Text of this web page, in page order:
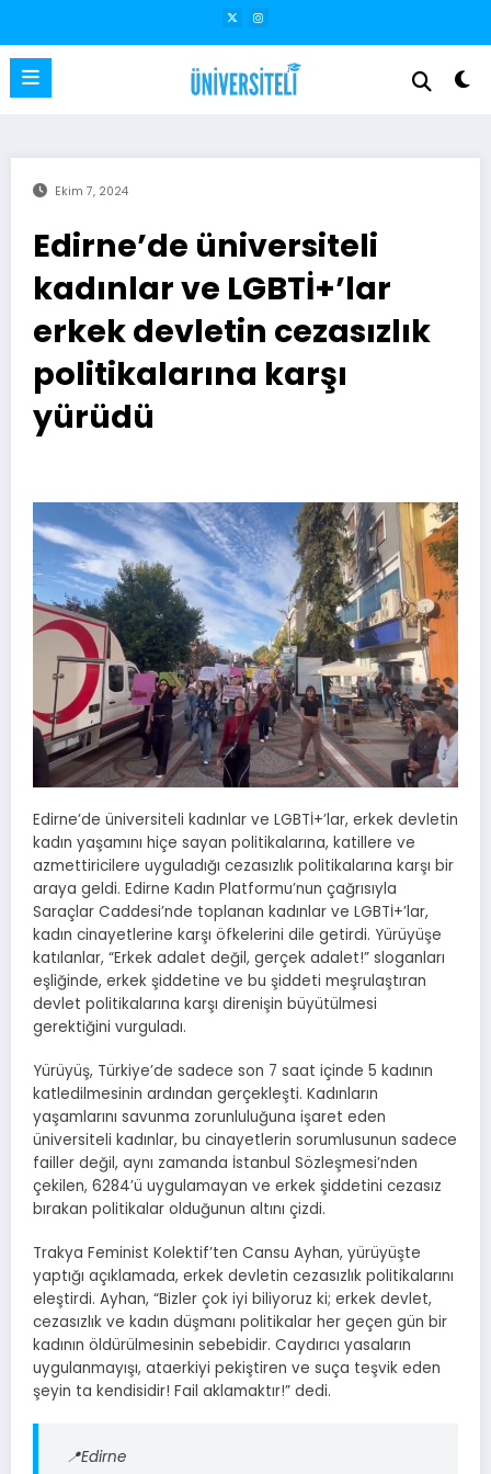
Ekim 7, 2024
Edirne’de üniversiteli
kadınlar ve LGBTİ+’lar
erkek devletin cezasızlık
politikalarına karşı
yürüdü
Edirne’de üniversiteli kadınlar ve LGBTİ+’lar, erkek devletin
kadın yaşamını hiçe sayan politikalarına, katillere ve
azmettiricilere uyguladığı cezasızlık politikalarına karşı bir
araya geldi. Edirne Kadın Platformu’nun çağrısıyla
Saraçlar Caddesi’nde toplanan kadınlar ve LGBTİ+’lar,
kadın cinayetlerine karşı öfkelerini dile getirdi. Yürüyüşe
katılanlar, “Erkek adalet değil, gerçek adalet!” sloganları
eşliğinde, erkek şiddetine ve bu şiddeti meşrulaştıran
devlet politikalarına karşı direnişin büyütülmesi
gerektiğini vurguladı.
Yürüyüş, Türkiye’de sadece son 7 saat içinde 5 kadının
katledilmesinin ardından gerçekleşti. Kadınların
yaşamlarını savunma zorunluluğuna işaret eden
üniversiteli kadınlar, bu cinayetlerin sorumlusunun sadece
failler değil, aynı zamanda İstanbul Sözleşmesi’nden
çekilen, 6284’ü uygulamayan ve erkek şiddetini cezasız
bırakan politikalar olduğunun altını çizdi.
Trakya Feminist Kolektif’ten Cansu Ayhan, yürüyüşte
yaptığı açıklamada, erkek devletin cezasızlık politikalarını
eleştirdi. Ayhan, “Bizler çok iyi biliyoruz ki; erkek devlet,
cezasızlık ve kadın düşmanı politikalar her geçen gün bir
kadının öldürülmesinin sebebidir. Caydırıcı yasaların
uygulanmayışı, ataerkiyi pekiştiren ve suça teşvik eden
şeyin ta kendisidir! Fail aklamaktır!” dedi.
📍Edirne